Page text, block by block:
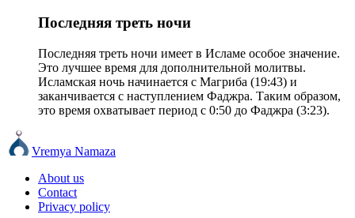
Последняя треть ночи
Последняя треть ночи имеет в Исламе особое значение.
Это лучшее время для дополнительной молитвы.
Исламская ночь начинается с Магриба (19:43) и
заканчивается с наступлением Фаджра. Таким образом,
это время охватывает период с 0:50 до Фаджра (3:23).
Vremya Namaza
About us
Contact
Privacy policy